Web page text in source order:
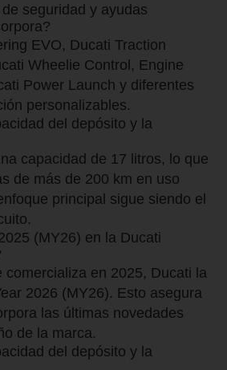
seguridad y ayudas
EVO, Ducati Traction
Wheelie Control, Engine
Power Launch y diferentes
personalizables.
del depósito y la
capacidad de 17 litros, lo que
de más de 200 km en uso
principal sigue siendo el
(MY26) en la Ducati
comercializa en 2025, Ducati la
2026 (MY26). Esto asegura
las últimas novedades
de la marca.
del depósito y la